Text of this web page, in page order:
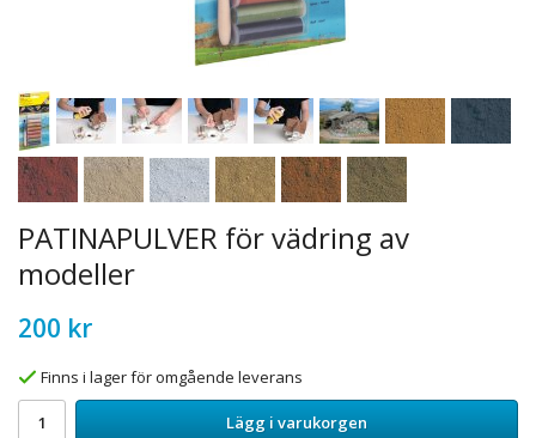
PATINAPULVER för vädring av
modeller
200 kr
Finns i lager för omgående leverans
Lägg i varukorgen